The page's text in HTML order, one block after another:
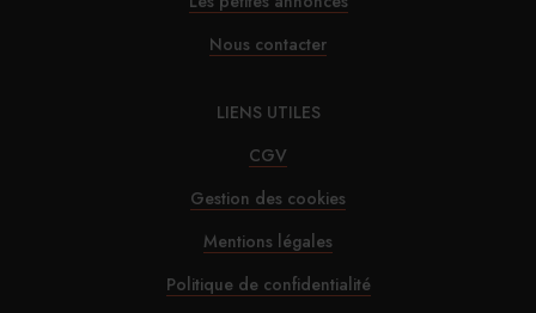
InterContinental Paris Le Grand : Christophe
Laure nommé chevalier de la Légion d’honneur
Marnie House a ouvert ses portes au Touquet
29/07/2026
Brown-Forman rejette l’offre de Sazerac
Nous contacter
LIENS UTILES
CGV
Gestion des cookies
Mentions légales
Politique de confidentialité